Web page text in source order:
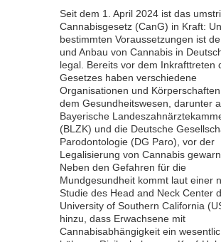
Seit dem 1. April 2024 ist das
Cannabisgesetz (CanG) in Kraft:
bestimmten Voraussetzungen ist
und Anbau von Cannabis in
legal. Bereits vor dem Inkrafttreten
Gesetzes haben verschiedene
Organisationen und
dem Gesundheitswesen, darunter
Bayerische
(BLZK) und die Deutsche
Parodontologie (DG Paro), vor der
Legalisierung von Cannabis
Neben den Gefahren für die
Mundgesundheit kommt laut einer
Studie des Head and Neck Center
University of Southern California
hinzu, dass Erwachsene mit
Cannabisabhängigkeit ein